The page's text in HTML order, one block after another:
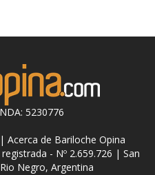
5230776
| Acerca de Bariloche Opina
- Nº 2.659.726 | San
Negro, Argentina